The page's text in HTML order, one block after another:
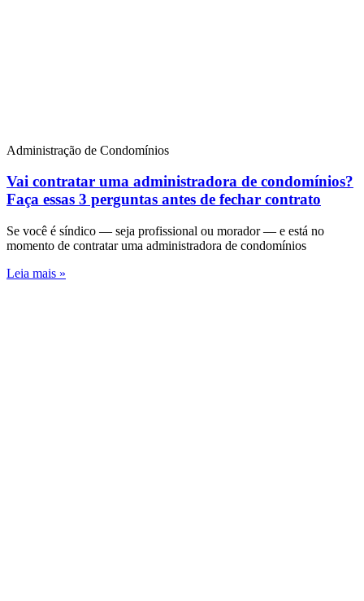
Administração de Condomínios
Vai contratar uma administradora de condomínios?
Faça essas 3 perguntas antes de fechar contrato
Se você é síndico — seja profissional ou morador — e está no
momento de contratar uma administradora de condomínios
Leia mais »